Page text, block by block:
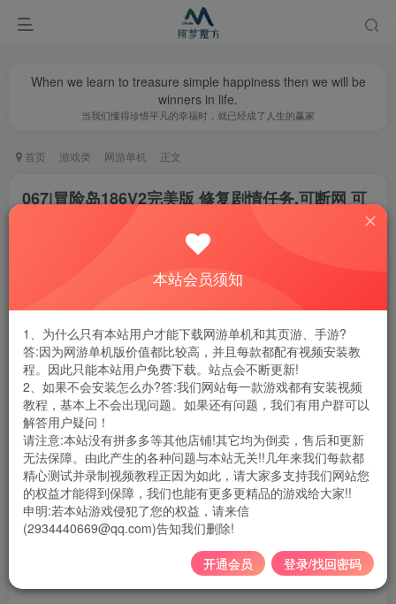
When we learn to treasure simple happiness then we will be
winners in life.
当我们懂得珍惜平凡的幸福时，就已经成了人生的赢家
首页 游戏类 网游单机 正文
067|冒险岛186V2完美版 修复剧情任务,可断网 可
游戏版本：
游戏大小： 22G左右
是否虚拟机：不需要
186至尊版是之前175的升级版，剧情任务完善，可单
本站会员须知
1、为什么只有本站用户才能下载网游单机和其页游、手游?
答:因为网游单机版价值都比较高，并且每款都配有视频安装教
程。因此只能本站用户免费下载。站点会不断更新!
2、如果不会安装怎么办?答:我们网站每一款游戏都有安装视频
教程，基本上不会出现问题。如果还有问题，我们有用户群可以
解答用户疑问！
请注意:本站没有拼多多等其他店铺!其它均为倒卖，售后和更新
无法保障。由此产生的各种问题与本站无关!!几年来我们每款都
精心测试并录制视频教程正因为如此，请大家多支持我们网站您
的权益才能得到保障，我们也能有更多更精品的游戏给大家!!
申明:若本站游戏侵犯了您的权益，请来信
(2934440669@qq.com)告知我们删除!
开通会员 登录/找回密码